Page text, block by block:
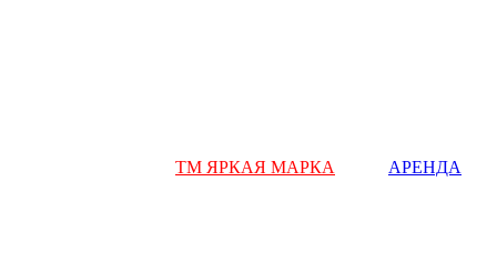
ТМ ЯРКАЯ МАРКА АРЕНДА